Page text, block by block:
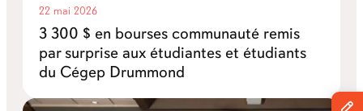
22 mai 2026
3 300 $ en bourses communauté remis
par surprise aux étudiantes et étudiants
du Cégep Drummond